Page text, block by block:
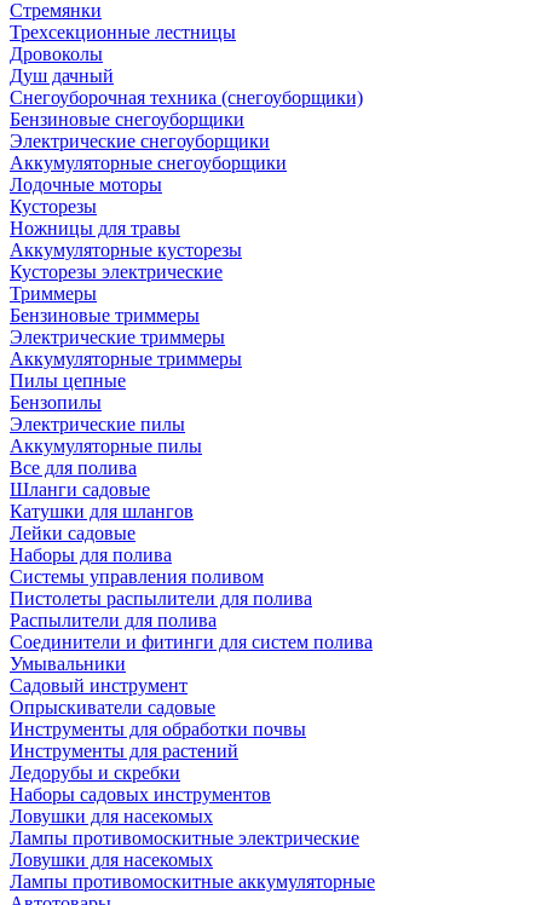
Стремянки
Трехсекционные лестницы
Дровоколы
Душ дачный
Снегоуборочная техника (снегоуборщики)
Бензиновые снегоуборщики
Электрические снегоуборщики
Аккумуляторные снегоуборщики
Лодочные моторы
Кусторезы
Ножницы для травы
Аккумуляторные кусторезы
Кусторезы электрические
Триммеры
Бензиновые триммеры
Электрические триммеры
Аккумуляторные триммеры
Пилы цепные
Бензопилы
Электрические пилы
Аккумуляторные пилы
Все для полива
Шланги садовые
Катушки для шлангов
Лейки садовые
Наборы для полива
Системы управления поливом
Пистолеты распылители для полива
Распылители для полива
Соединители и фитинги для систем полива
Умывальники
Садовый инструмент
Опрыскиватели садовые
Инструменты для обработки почвы
Инструменты для растений
Ледорубы и скребки
Наборы садовых инструментов
Ловушки для насекомых
Лампы противомоскитные электрические
Ловушки для насекомых
Лампы противомоскитные аккумуляторные